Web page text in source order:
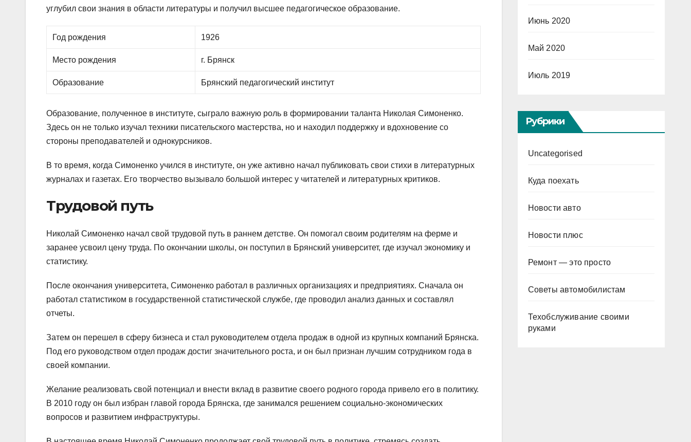
углубил свои знания в области литературы и получил высшее педагогическое образование.
Год рождения 1926
Место рождения г. Брянск
Образование Брянский педагогический институт
Образование, полученное в институте, сыграло важную роль в формировании таланта Николая Симоненко.
Здесь он не только изучал техники писательского мастерства, но и находил поддержку и вдохновение со
стороны преподавателей и однокурсников.
В то время, когда Симоненко учился в институте, он уже активно начал публиковать свои стихи в литературных
журналах и газетах. Его творчество вызывало большой интерес у читателей и литературных критиков.
Трудовой путь
Николай Симоненко начал свой трудовой путь в раннем детстве. Он помогал своим родителям на ферме и
заранее усвоил цену труда. По окончании школы, он поступил в Брянский университет, где изучал экономику и
статистику.
После окончания университета, Симоненко работал в различных организациях и предприятиях. Сначала он
работал статистиком в государственной статистической службе, где проводил анализ данных и составлял
отчеты.
Затем он перешел в сферу бизнеса и стал руководителем отдела продаж в одной из крупных компаний Брянска.
Под его руководством отдел продаж достиг значительного роста, и он был признан лучшим сотрудником года в
своей компании.
Желание реализовать свой потенциал и внести вклад в развитие своего родного города привело его в политику.
В 2010 году он был избран главой города Брянска, где занимался решением социально-экономических
вопросов и развитием инфраструктуры.
Июнь 2020
Май 2020
Июль 2019
Рубрики
Uncategorised
Куда поехать
Новости авто
Новости плюс
Ремонт — это просто
Советы автомобилистам
Техобслуживание своими
руками